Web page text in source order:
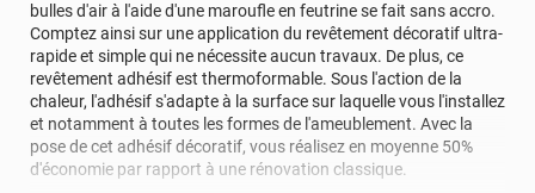
bulles d'air à l'aide d'une maroufle en feutrine se fait sans accro.
Comptez ainsi sur une application du revêtement décoratif ultra-
rapide et simple qui ne nécessite aucun travaux. De plus, ce
revêtement adhésif est thermoformable. Sous l'action de la
chaleur, l'adhésif s'adapte à la surface sur laquelle vous l'installez
et notamment à toutes les formes de l'ameublement. Avec la
pose de cet adhésif décoratif, vous réalisez en moyenne 50%
d'économie par rapport à une rénovation classique.